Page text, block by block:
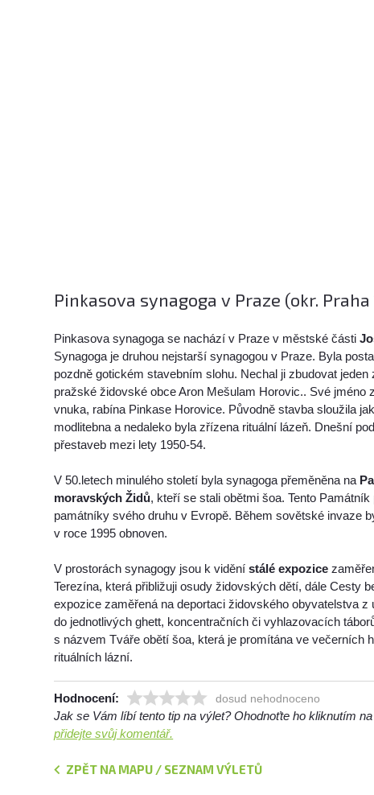
Pinkasova synagoga v Praze (okr. Praha
Pinkasova synagoga se nachází v Praze v městské části
Synagoga je druhou nejstarší synagogou v Praze. Byla
pozdně gotickém stavebním slohu. Nechal ji zbudovat
pražské židovské obce Aron Mešulam Horovic.. Své jméno
vnuka, rabína Pinkase Horovice. Původně stavba sloužila
modlitebna a nedaleko byla zřízena rituální lázeň. Dnešní
přestaveb mezi lety 1950-54.
V 50.letech minulého století byla synagoga přeměněna na
moravských Židů, kteří se stali obětmi šoa. Tento
památníky svého druhu v Evropě. Během sovětské invaze
v roce 1995 obnoven.
V prostorách synagogy jsou k viděnístálé expozice
Terezína, která přibližuji osudy židovských dětí, dále Cesty
expozice zaměřená na deportaci židovského obyvatelstva
do jednotlivých ghett, koncentračních či vyhlazovacích
s názvem Tváře obětí šoa, která je promítána ve večerních
rituálních lázní.
Hodnocení: dosud nehodnoceno
Jak se Vám líbí tento tip na výlet? Ohodnoťte ho kliknutím
přidejte svůj komentář.
ZPĚT NA MAPU / SEZNAM VÝLETŮ